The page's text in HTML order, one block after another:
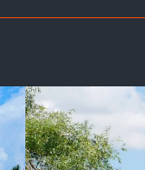
Entdecken Sie
einen